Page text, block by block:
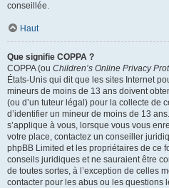
conseillée.
Haut
Que signifie COPPA ?
COPPA (ou Children’s Online Privacy
États-Unis qui dit que les sites Internet
mineurs de moins de 13 ans doivent
(ou d’un tuteur légal) pour la collecte de
d’identifier un mineur de moins de 13
s’applique à vous, lorsque vous vous
votre place, contactez un conseiller
phpBB Limited et les propriétaires de ce
conseils juridiques et ne sauraient être
de toutes sortes, à l’exception de celles
contacter pour les abus ou les questions